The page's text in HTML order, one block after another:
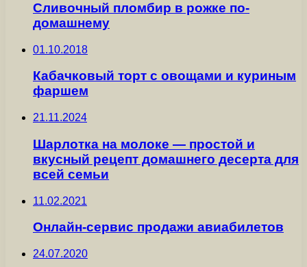
Сливочный пломбир в рожке по-
домашнему
01.10.2018
Кабачковый торт с овощами и куриным
фаршем
21.11.2024
Шарлотка на молоке — простой и
вкусный рецепт домашнего десерта для
всей семьи
11.02.2021
Онлайн-сервис продажи авиабилетов
24.07.2020